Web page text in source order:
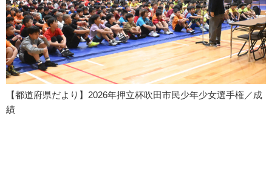
【都道府県だより】2026年押立杯吹田市民少年少女選手権／成
績